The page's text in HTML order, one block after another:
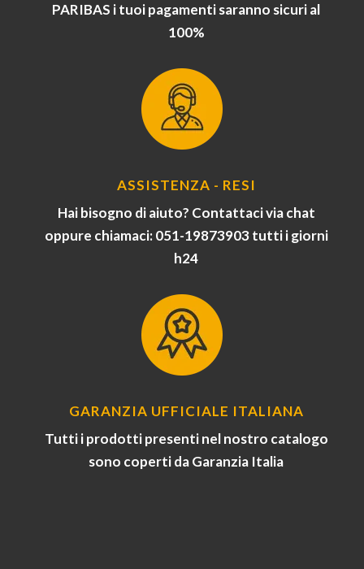
PARIBAS i tuoi pagamenti saranno sicuri al
100%
ASSISTENZA - RESI
Hai bisogno di aiuto? Contattaci via chat
oppure chiamaci: 051-19873903 tutti i giorni
h24
GARANZIA UFFICIALE ITALIANA
Tutti i prodotti presenti nel nostro catalogo
sono coperti da Garanzia Italia